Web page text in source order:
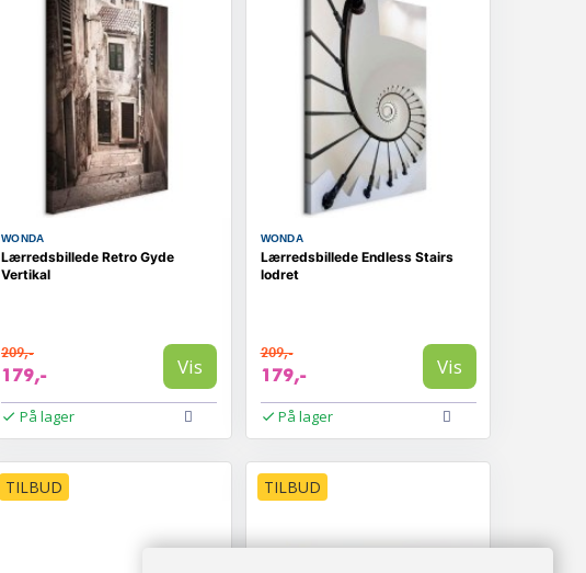
WONDA
Lærredsbillede Retro Gyde
Vertikal
209,-
179,- Vis
På lager
WONDA
Lærredsbillede Endless Stairs
lodret
209,-
179,- Vis
På lager
TILBUD TILBUD